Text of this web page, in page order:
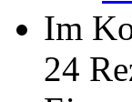
Im
24